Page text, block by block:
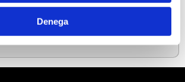
Denega
LA INFORMACIÓ EN PDF,